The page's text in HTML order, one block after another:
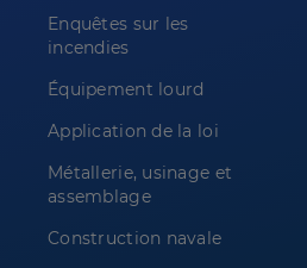
Enquêtes sur les
incendies
Équipement lourd
Application de la loi
Métallerie, usinage et
assemblage
Construction navale